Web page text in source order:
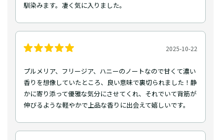
馴染みます。凄く気に入りました。
2025-10-22
プルメリア、フリージア、ハニーのノートなので甘くて濃い
香りを想像していたところ、良い意味で裏切られました！静
かに寄り添って優雅な気分にさせてくれ、それでいて背筋が
伸びるような軽やかで上品な香りに出会えて嬉しいです。